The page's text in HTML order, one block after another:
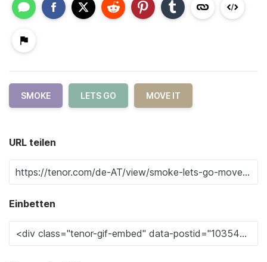
SMOKE LETS GO MOVE IT
URL teilen
Einbetten